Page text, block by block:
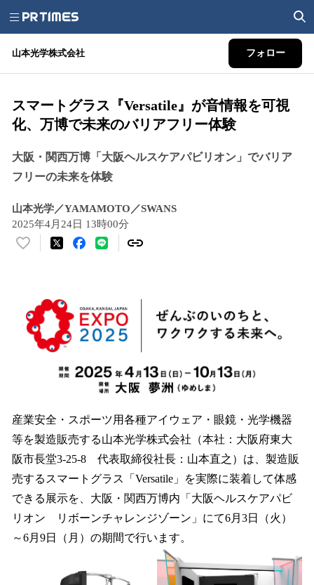
山本光学株式会社 フォロー
スマートグラス『Versatile』が音情報を可視
化、万博で未来のバリアフリー体験
大阪・関西万博「大阪ヘルスケアパビリオン」でバリア
フリーの未来を体験
山本光学／YAMAMOTO／SWANS
2025年4月24日 13時00分
い
数
を
読
で
す
産業安全・スポーツ用各種アイウェア・眼鏡・光学機器
等を製造販売する山本光学株式会社（本社：大阪府東大
阪市長堂3-25-8 代表取締役社長：山本直之）は、製造販
売するスマートグラス「Versatile」を実際に装着して体感
できる展示を、大阪・関西万博内「大阪ヘルスケアパビ
リオン リボーンチャレンジゾーン」にて6月3日（火）
～6月9日（月）の期間で行います。